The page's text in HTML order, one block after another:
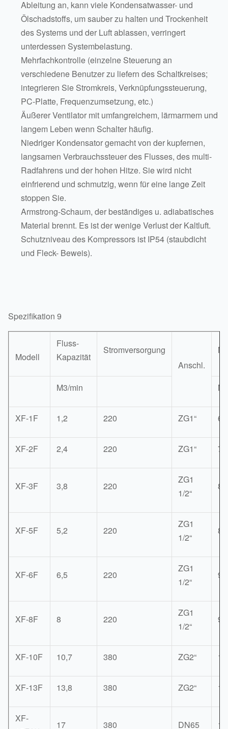
Ableitung an, kann viele Kondensatwasser- und
Ölschadstoffs, um sauber zu halten und Trockenheit
des Systems und der Luft ablassen, verringert
unterdessen Systembelastung.
Mehrfachkontrolle (einzelne Steuerung an
verschiedene Benutzer zu liefern des Schaltkreises;
integrieren Sie Stromkreis, Verknüpfungssteuerung,
PC-Platte, Frequenzumsetzung, etc.)
Äußerer Ventilator mit umfangreichem, lärmarmem und
langem Leben wenn Schalter häufig.
Niedriger Kondensator gemacht von der kupfernen,
langsamen Verbrauchssteuer des Flusses, des multi-
Radfahrens und der hohen Hitze. Sie wird nicht
einfrierend und schmutzig, wenn für eine lange Zeit
stoppen Sie.
Armstrong-Schaum, der beständiges u. adiabatisches
Material brennt. Es ist der wenige Verlust der Kaltluft.
Schutzniveau des Kompressors ist IP54 (staubdicht
und Fleck- Beweis).
Spezifikation 9
Modell
Fluss-
Kapazität
Stromversorgung
Anschl.
M3/min
XF-1F 1,2 220 ZG1“
XF-2F 2,4 220 ZG1“
XF-3F 3,8 220
ZG1
1/2“
XF-5F 5,2 220
ZG1
1/2“
XF-6F 6,5 220
ZG1
1/2“
XF-8F 8 220
ZG1
1/2“
XF-10F 10,7 380 ZG2“
XF-13F 13,8 380 ZG2“
XF-
17 380 DN65